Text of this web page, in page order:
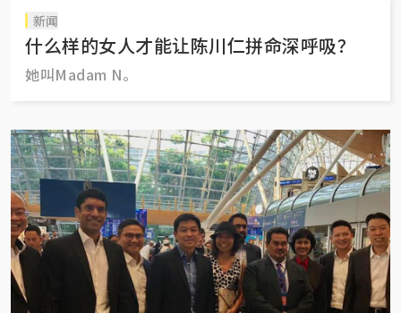
新闻
什么样的女人才能让陈川仁拼命深呼吸？
她叫Madam N。